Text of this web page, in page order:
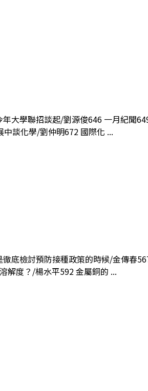
大學聯招談起/劉源俊646 一月紀聞
談化學/劉仲明672 國際化 ...
底檢討預防接種政策的時候/金傳
解度？/楊水平592 金屬銅的 ...